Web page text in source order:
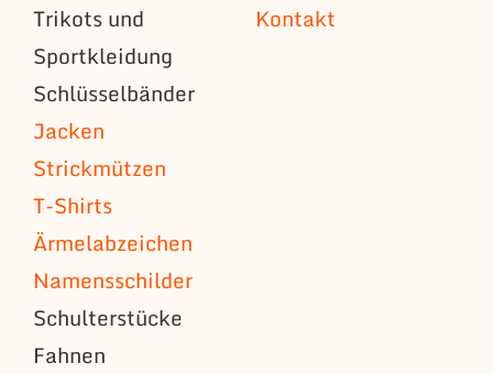
Trikots und
Sportkleidung
Schlüsselbänder
Jacken
Strickmützen
T-Shirts
Ärmelabzeichen
Namensschilder
Schulterstücke
Fahnen
Kontakt